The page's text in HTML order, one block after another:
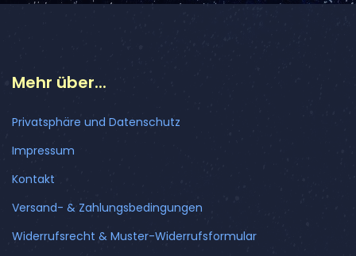
Mehr über...
Privatsphäre und Datenschutz
Impressum
Kontakt
Versand- & Zahlungsbedingungen
Widerrufsrecht & Muster-Widerrufsformular